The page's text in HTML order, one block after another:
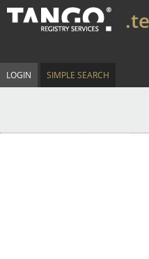
LOGIN SIMPLE SEARCH